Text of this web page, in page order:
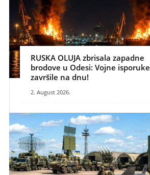
RUSKA OLUJA zbrisala zapadne
brodove u Odesi: Vojne isporuke
završile na dnu!
2. August 2026.